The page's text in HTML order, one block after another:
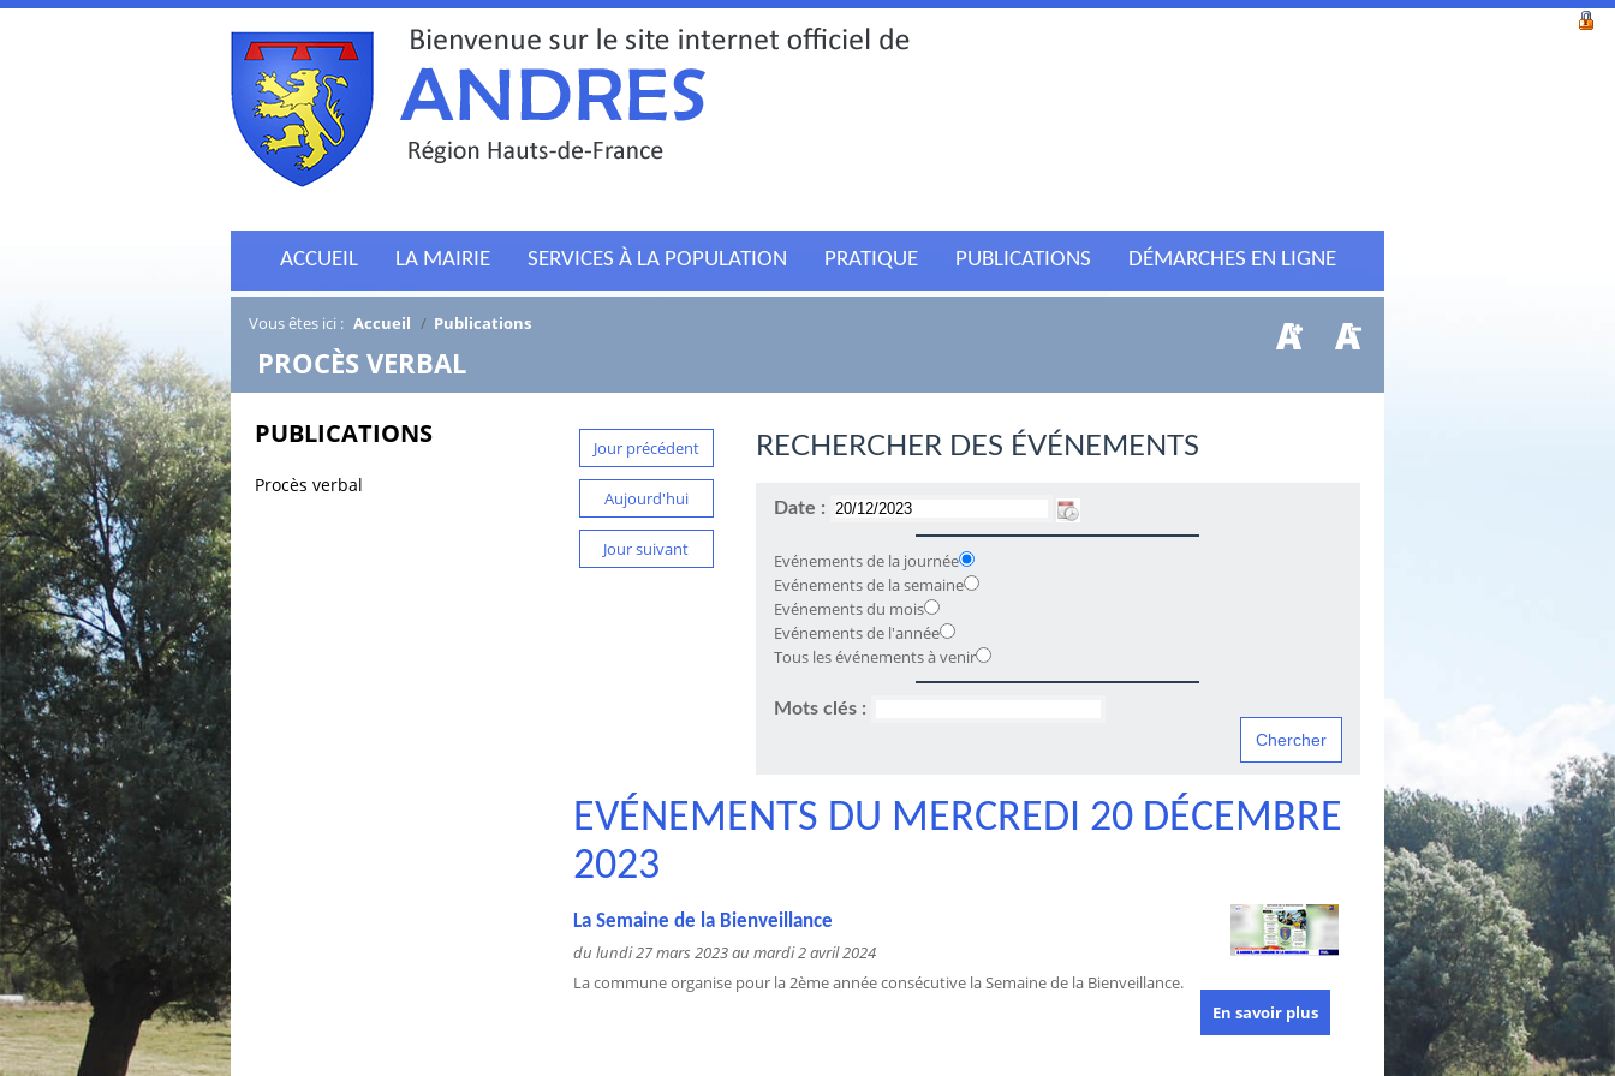
ACCUEIL LA MAIRIE SERVICES À LA POPULATION PRATIQUE PUBLICATIONS DÉMARCHES EN LIGNE
Vous êtes ici : Accueil / Publications
PROCÈS VERBAL
PUBLICATIONS
Procès verbal
Jour précédent
Aujourd'hui
Jour suivant
RECHERCHER DES ÉVÉNEMENTS
Date :
Evénements de la journée
Evénements de la semaine
Evénements du mois
Evénements de l'année
Tous les événements à venir
Mots clés :
EVÉNEMENTS DU MERCREDI 20 DÉCEMBRE
2023
La Semaine de la Bienveillance
du lundi 27 mars 2023 au mardi 2 avril 2024
La commune organise pour la 2ème année consécutive la Semaine de la Bienveillance.
En savoir plus